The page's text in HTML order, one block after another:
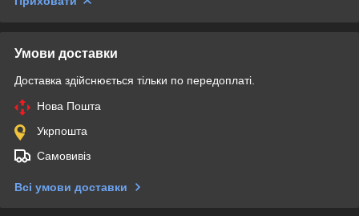
Умови доставки
Доставка здійснюється тільки по передоплаті.
Нова Пошта
Укрпошта
Самовивіз
Всі умови доставки